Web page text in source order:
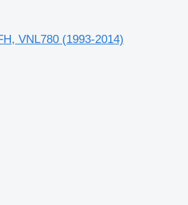
VNL780 (1993-2014)